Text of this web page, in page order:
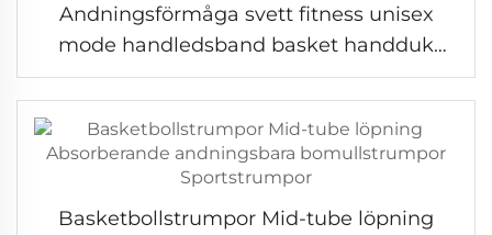
Andningsförmåga svett fitness unisex
mode handledsband basket handduk
sport custom
Basketbollstrumpor Mid-tube löpning